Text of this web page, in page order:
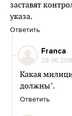
заставят
указа.
Ответить
Franca
Какая
должны".
Ответить